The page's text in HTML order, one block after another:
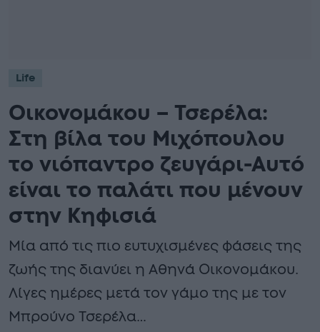
Life
Οικονομάκου – Τσερέλα:
Στη βίλα του Μιχόπουλου
το νιόπαντρο ζευγάρι-Αυτό
είναι το παλάτι που μένουν
στην Κηφισιά
Μία από τις πιο ευτυχισμένες φάσεις της
ζωής της διανύει η Αθηνά Οικονομάκου.
Λίγες ημέρες μετά τον γάμο της με τον
Μπρούνο Τσερέλα…